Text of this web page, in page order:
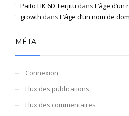
Paito HK 6D Terjitu dans L’âge
growth dans L’âge d’un nom de
MÉTA
Connexion
Flux des publications
Flux des commentaires